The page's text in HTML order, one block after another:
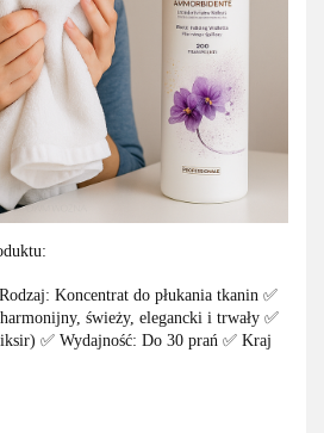
Koncentrat do płukania tkanin ✅
świeży, elegancki i trwały ✅
✅ Wydajność: Do 30 prań ✅ Kraj